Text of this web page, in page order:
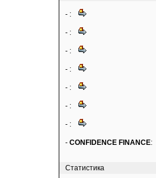
- :
- :
- :
- :
- :
- :
- :
- CONFIDENCE FINANCE:
Статистика